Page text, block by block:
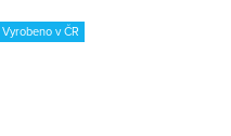
Vyrobeno v ČR